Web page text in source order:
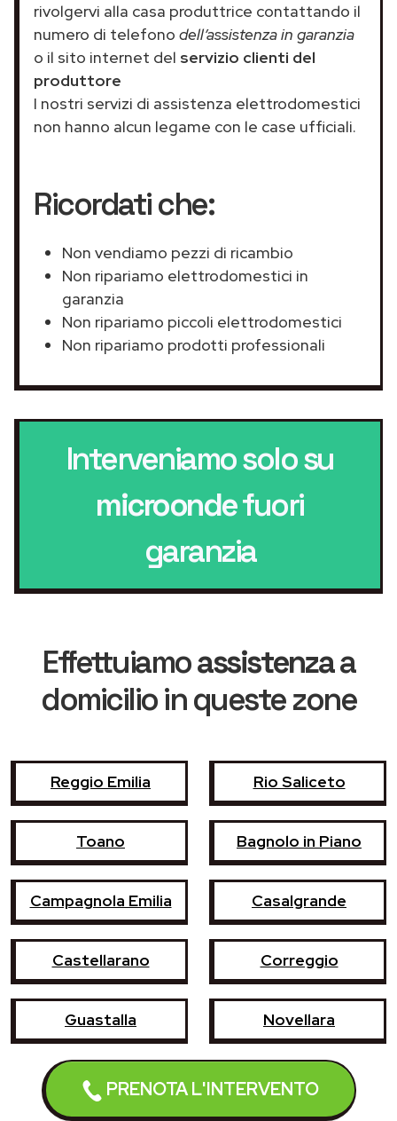
PRENOTA L'INTERVENTO
rivolgervi alla casa produttrice contattando il
numero di telefono dell’assistenza in garanzia
o il sito internet del servizio clienti del
produttore
I nostri servizi di assistenza elettrodomestici
non hanno alcun legame con le case ufficiali.
Ricordati che:
Non vendiamo pezzi di ricambio
Non ripariamo elettrodomestici in
garanzia
Non ripariamo piccoli elettrodomestici
Non ripariamo prodotti professionali
Interveniamo solo su
microondefuori
garanzia
Effettuiamoassistenzaa
domicilio in queste zone
Reggio Emilia Rio Saliceto
Toano Bagnolo in Piano
Campagnola Emilia Casalgrande
Castellarano Correggio
Guastalla Novellara
San Martino in Rio Scandiano